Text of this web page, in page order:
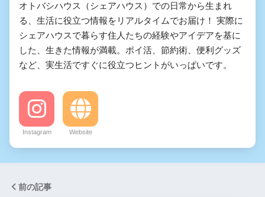
オトバシハウス（シェアハウス）での日常から生まれ
る、生活に役立つ情報をリアルタイムでお届け！ 実際に
シェアハウスで暮らす住人たちの経験やアイデアを基に
した、生きた情報が満載。ポイ活、節約術、便利グッズ
など、実生活ですぐに役立つヒントがいっぱいです。
Instagram Website
前の記事